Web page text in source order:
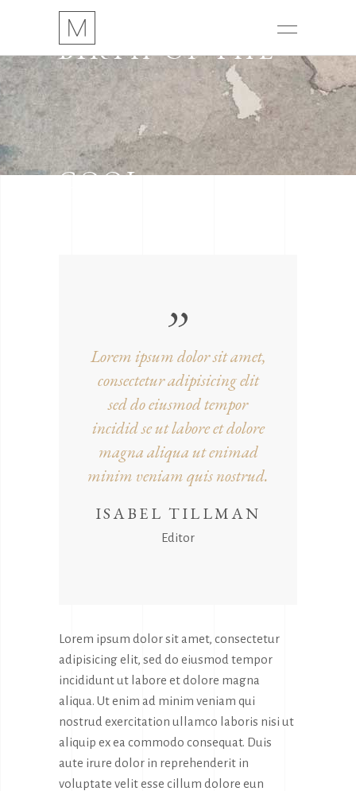
BIRTH OF THE
COOL
Lorem ipsum dolor sit amet,
consectetur adipisicing elit
sed do eiusmod tempor
incidid se ut labore et dolore
magna aliqua ut enimad
minim veniam quis nostrud.
ISABEL TILLMAN
Editor
Lorem ipsum dolor sit amet, consectetur
adipisicing elit, sed do eiusmod tempor
incididunt ut labore et dolore magna
aliqua. Ut enim ad minim veniam qui
nostrud exercitation ullamco laboris nisi ut
aliquip ex ea commodo consequat. Duis
aute irure dolor in reprehenderit in
voluptate velit esse cillum dolore eun